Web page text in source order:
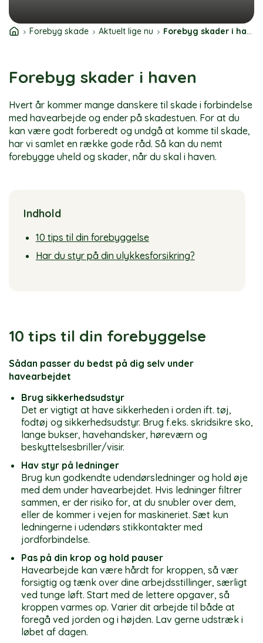
Forebyg skade Aktuelt lige nu Forebyg skader i haven
Forebyg skader i haven
Hvert år kommer mange danskere til skade i forbindelse
med havearbejde og ender på skadestuen. For at du
kan være godt forberedt og undgå at komme til skade,
har vi samlet en række gode råd. Så kan du nemt
forebygge uheld og skader, når du skal i haven.
Indhold
10 tips til din forebyggelse
Har du styr på din ulykkesforsikring?
10 tips til din forebyggelse
Sådan passer du bedst på dig selv under
havearbejdet
Brug sikkerhedsudstyr
Det er vigtigt at have sikkerheden i orden ift. tøj,
fodtøj og sikkerhedsudstyr. Brug f.eks. skridsikre sko,
lange bukser, havehandsker, høreværn og
beskyttelsesbriller/visir.
Hav styr på ledninger
Brug kun godkendte udendørsledninger og hold øje
med dem under havearbejdet. Hvis ledninger filtrer
sammen, er der risiko for, at du snubler over dem,
eller de kommer i vejen for maskineriet. Sæt kun
ledningerne i udendørs stikkontakter med
jordforbindelse.
Pas på din krop og hold pauser
Havearbejde kan være hårdt for kroppen, så vær
forsigtig og tænk over dine arbejdsstillinger, særligt
ved tunge løft. Start med de lettere opgaver, så
kroppen varmes op. Varier dit arbejde til både at
foregå ved jorden og i højden. Lav gerne udstræk i
løbet af dagen.